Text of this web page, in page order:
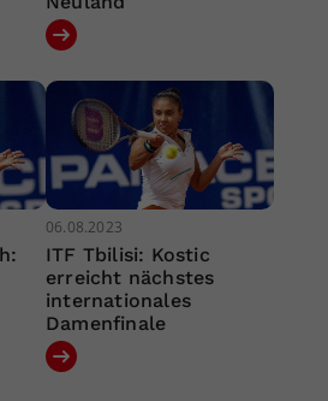
06.08.2023
ITF Tbilisi: Kostic
erreicht nächstes
internationales
Damenfinale